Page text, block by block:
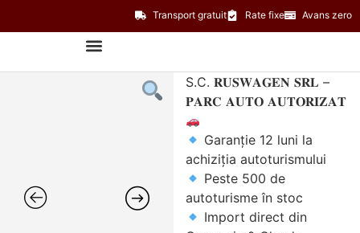
Transport gratuit Rate fixe Avans zero
S.C. 𝐑𝐔𝐒𝐖𝐀𝐆𝐄𝐍 𝐒𝐑𝐋 –
𝐏𝐀𝐑𝐂 𝐀𝐔𝐓𝐎 𝐀𝐔𝐓𝐎𝐑𝐈𝐙𝐀𝐓
Garanție 12 luni la
achiziția autoturismului
Peste 500 de
autoturisme în stoc
Import direct din